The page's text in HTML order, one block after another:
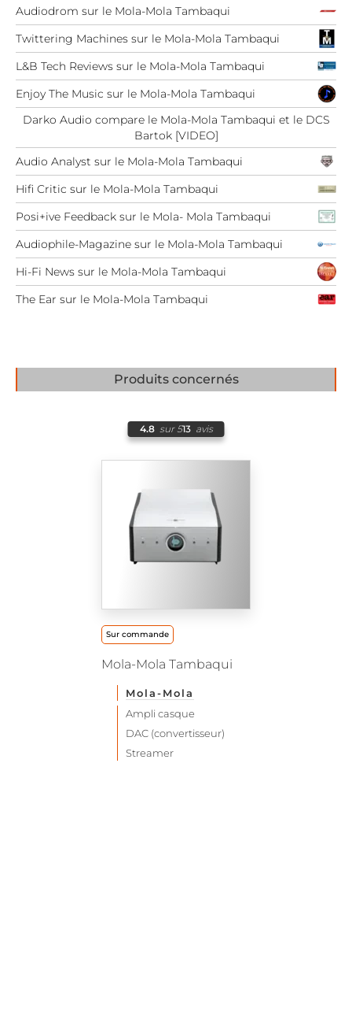
Audiodrom sur le Mola-Mola Tambaqui
Twittering Machines sur le Mola-Mola Tambaqui
L&B Tech Reviews sur le Mola-Mola Tambaqui
Enjoy The Music sur le Mola-Mola Tambaqui
Darko Audio compare le Mola-Mola Tambaqui et le DCS
Bartok [VIDEO]
Audio Analyst sur le Mola-Mola Tambaqui
Hifi Critic sur le Mola-Mola Tambaqui
Posi+ive Feedback sur le Mola- Mola Tambaqui
Audiophile-Magazine sur le Mola-Mola Tambaqui
Hi-Fi News sur le Mola-Mola Tambaqui
The Ear sur le Mola-Mola Tambaqui
Produits concernés
4.8 sur 513 avis
Sur commande
Mola-Mola Tambaqui
Mola-Mola
Ampli casque
DAC (convertisseur)
Streamer